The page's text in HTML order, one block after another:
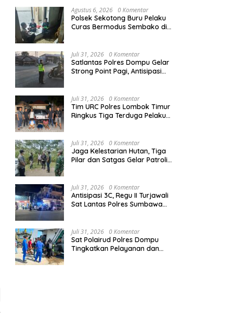
Agustus 6, 2026 0 Komentar
Polsek Sekotong Buru Pelaku
Curas Bermodus Sembako di
Juli 31, 2026 0 Komentar
Satlantas Polres Dompu Gelar
Strong Point Pagi, Antisipasi
Juli 31, 2026 0 Komentar
Tim URC Polres Lombok Timur
Ringkus Tiga Terduga Pelaku
Juli 31, 2026 0 Komentar
Jaga Kelestarian Hutan, Tiga
Pilar dan Satgas Gelar Patroli
Juli 31, 2026 0 Komentar
Antisipasi 3C, Regu II Turjawali
Sat Lantas Polres Sumbawa
Juli 31, 2026 0 Komentar
Sat Polairud Polres Dompu
Tingkatkan Pelayanan dan